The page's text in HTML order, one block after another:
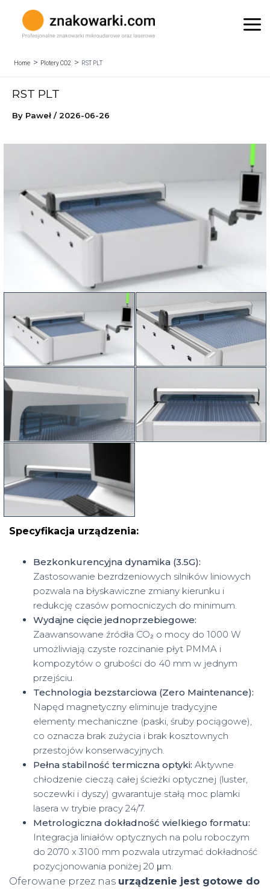
content
Home Plotery CO2 RST PLT
RST PLT
By Paweł /2026-06-26
Specyfikacja urządzenia:
Bezkonkurencyjna dynamika (3.5G):
Zastosowanie bezrdzeniowych silników liniowych
pozwala na błyskawiczne zmiany kierunku i
redukcję czasów pomocniczych do minimum.
Wydajne cięcie jednoprzebiegowe:
Zaawansowane źródła CO₂ o mocy do 1000 W
umożliwiają czyste rozcinanie płyt PMMA i
kompozytów o grubości do 40 mm w jednym
przejściu.
Technologia bezstarciowa (Zero Maintenance):
Napęd magnetyczny eliminuje tradycyjne
elementy mechaniczne (paski, śruby pociągowe),
co oznacza brak zużycia i brak kosztownych
przestojów konserwacyjnych.
Pełna stabilność termiczna optyki: Aktywne
chłodzenie cieczą całej ścieżki optycznej (luster,
soczewki i dyszy) gwarantuje stałą moc plamki
lasera w trybie pracy 24/7.
Metrologiczna dokładność wielkiego formatu:
Integracja liniałów optycznych na polu roboczym
do 2070 x 3100 mm pozwala utrzymać dokładność
pozycjonowania poniżej 20 μm.
Oferowane przez nas urządzenie jest gotowe do